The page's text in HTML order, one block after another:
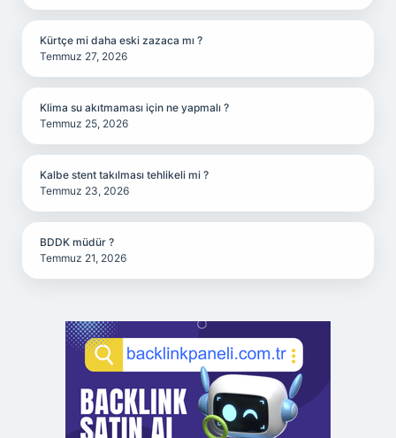
Kürtçe mi daha eski zazaca mı ?
Temmuz 27, 2026
Klima su akıtmaması için ne yapmalı ?
Temmuz 25, 2026
Kalbe stent takılması tehlikeli mi ?
Temmuz 23, 2026
BDDK müdür ?
Temmuz 21, 2026